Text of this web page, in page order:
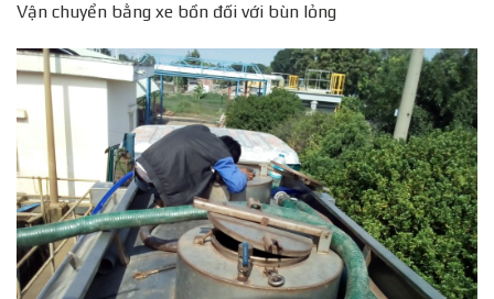
Vận chuyển bằng xe bồn đối với bùn lỏng